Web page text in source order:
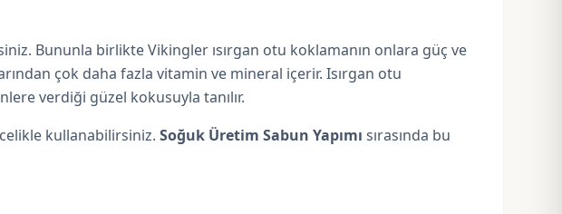
Bununla birlikte Vikingler ısırgan otu koklamanın onlara güç ve
çok daha fazla vitamin ve mineral içerir. Isırgan otu
verdiği güzel kokusuyla tanılır.
kullanabilirsiniz. Soğuk Üretim Sabun Yapımı sırasında bu